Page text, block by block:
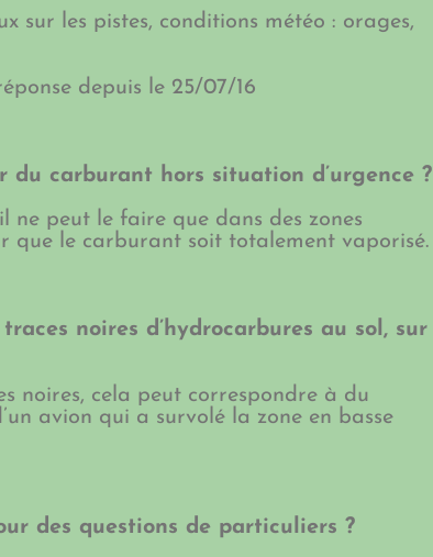
sur les pistes, conditions météo : orages,
depuis le 25/07/16
du carburant hors situation d’urgence ?
ne peut le faire que dans des zones
que le carburant soit totalement vaporisé.
noires d’hydrocarbures au sol, sur
noires, cela peut correspondre à du
avion qui a survolé la zone en basse
des questions de particuliers ?